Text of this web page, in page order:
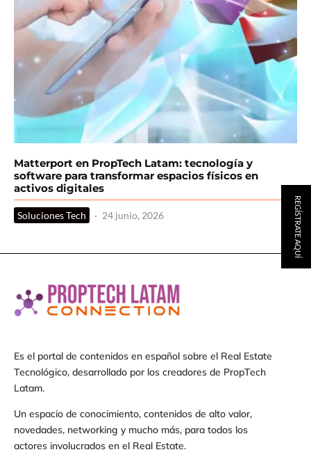
Matterport en PropTech Latam: tecnología y
software para transformar espacios físicos en
activos digitales
Soluciones Tech · 24 junio, 2026
Es el portal de contenidos en español sobre el Real Estate
Tecnológico, desarrollado por los creadores de PropTech
Latam.
Un espacio de conocimiento, contenidos de alto valor,
novedades, networking y mucho más, para todos los
actores involucrados en el Real Estate.
REGÍSTRATE AQUÍ